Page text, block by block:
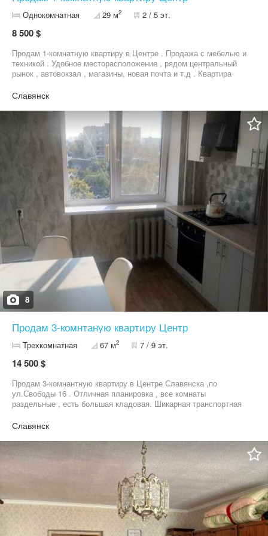
Однокомнатная 29 м2 2 / 5 эт.
8 500 $
Продам 1-комнатную квартиру в Центре . Продажа с мебелью и
техникой . Удобное месторасположение , рядом центральный
рынок , автовокзал , магазины, новая почта и т.д . Квартира
Славянск
8
Продам 3-комнтаную квартиру Центр
Трехкомнатная 67 м2 7 / 9 эт.
14 500 $
Продам 3-комнантную квартиру в Центре Славянска ,по
ул.Свободы 16 . Отличная планировка , все комнаты
раздельные , есть большая кладовая. Шикарная транспортная
доступности , рядом Супермаркет Чудо , Центральная площадь
мебелью и техникой . Все остальные вопросы по телефону либо
в вайбер.
Славянск